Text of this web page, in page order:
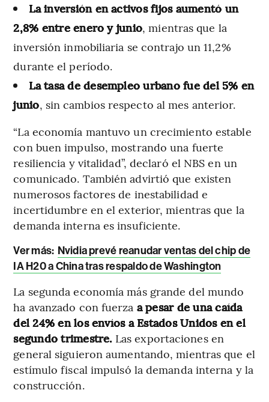
La inversión en activos fijos aumentó un
2,8% entre enero y junio, mientras que la
inversión inmobiliaria se contrajo un 11,2%
durante el período.
La tasa de desempleo urbano fue del 5% en
junio, sin cambios respecto al mes anterior.
“La economía mantuvo un crecimiento estable
con buen impulso, mostrando una fuerte
resiliencia y vitalidad”, declaró el NBS en un
comunicado. También advirtió que existen
numerosos factores de inestabilidad e
incertidumbre en el exterior, mientras que la
demanda interna es insuficiente.
Ver más: Nvidia prevé reanudar ventas del chip de
IA H20 a China tras respaldo de Washington
La segunda economía más grande del mundo
ha avanzado con fuerza a pesar de una caída
del 24% en los envíos a Estados Unidos en el
segundo trimestre. Las exportaciones en
general siguieron aumentando, mientras que el
estímulo fiscal impulsó la demanda interna y la
construcción.